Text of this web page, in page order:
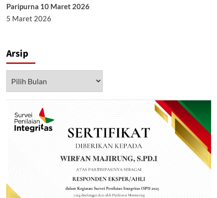
Paripurna 10 Maret 2026
5 Maret 2026
Arsip